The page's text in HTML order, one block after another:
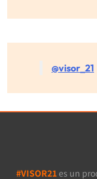
@visor_21
#VISOR21 es un